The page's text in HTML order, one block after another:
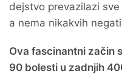
dejstvo prevazilazi
a nema nikakvih
Ova fascinantni začin
90 bolesti u zadnjih